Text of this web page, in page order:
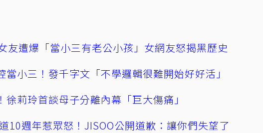
友遭爆「當小三有老公小孩」女網友怒揭黑歷史
當小三！發千字文「不學邏輯很難開始好好活」
徐莉玲首談母子分離內幕「巨大傷痛」
10週年惹眾怒！JISOO公開道歉：讓你們失望了